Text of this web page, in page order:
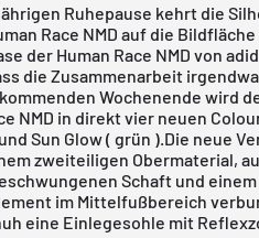
Ruhepause kehrt die
Race NMD auf die Bildfläche
der Human Race NMD von
die Zusammenarbeit
Wochenende wird
NMD in direkt vier neuen
Sun Glow ( grün ).Die neue
zweiteiligen Obermaterial,
Schaft und
im Mittelfußbereich
eine Einlegesohle mit